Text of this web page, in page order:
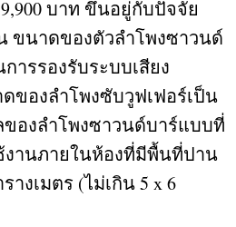
บาท ขึ้นอยู่กับปัจจัย
ขนาดของตัวลำโพงซาวนด์
ารรองรับระบบเสียง
ของลำโพงซับวูฟเฟอร์เป็น
องลำโพงซาวนด์บาร์แบบที่
งานภายในห้องที่มีพื้นที่ปาน
างเมตร (ไม่เกิน5 x 6